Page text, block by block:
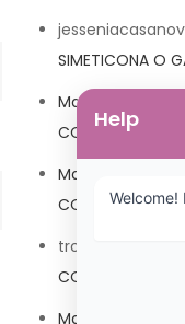
SIMETICONA O
Mariana Pozo
COMPUESTO O
Mariana Pozo
COMPUESTO O
trolls_pipis
COMPUESTO O
Mariana Pozo
Help
Welcome!